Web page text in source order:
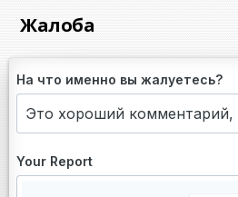
Жалоба
На что именно вы жалуетесь?
Your Report